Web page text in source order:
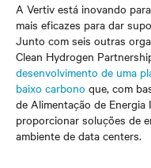
A Vertiv está inovando
mais eficazes para dar
Junto com seis outras
Clean Hydrogen
desenvolvimento de uma
baixo carbono que, com
de Alimentação de
proporcionar soluções de
ambiente de data centers.